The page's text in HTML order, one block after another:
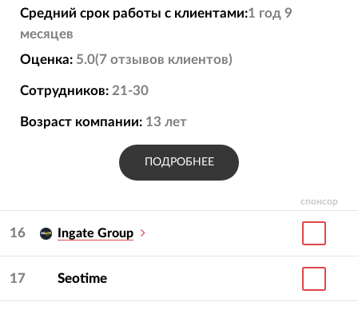
спонсор
Средний срок работы с клиентами:1 год 9
месяцев
Оценка: 5.0(7 отзывов клиентов)
Сотрудников: 21-30
Возраст компании: 13 лет
ПОДРОБНЕЕ
16 Ingate Group
17 Seotime